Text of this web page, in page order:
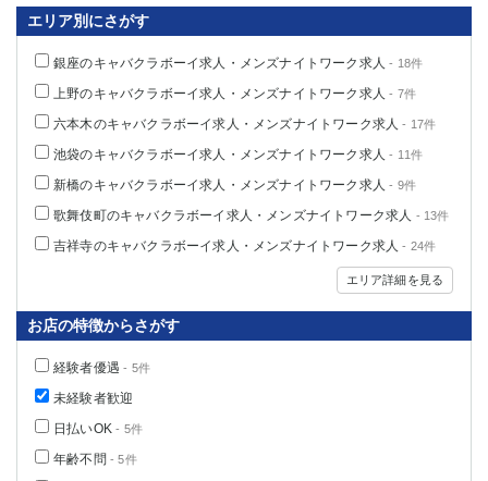
エリア別にさがす
銀座のキャバクラボーイ求人・メンズナイトワーク求人 - 18件
上野のキャバクラボーイ求人・メンズナイトワーク求人 - 7件
六本木のキャバクラボーイ求人・メンズナイトワーク求人 - 17件
池袋のキャバクラボーイ求人・メンズナイトワーク求人 - 11件
新橋のキャバクラボーイ求人・メンズナイトワーク求人 - 9件
歌舞伎町のキャバクラボーイ求人・メンズナイトワーク求人 - 13件
吉祥寺のキャバクラボーイ求人・メンズナイトワーク求人 - 24件
エリア詳細を見る
お店の特徴からさがす
経験者優遇 - 5件
未経験者歓迎
日払いOK - 5件
年齢不問 - 5件